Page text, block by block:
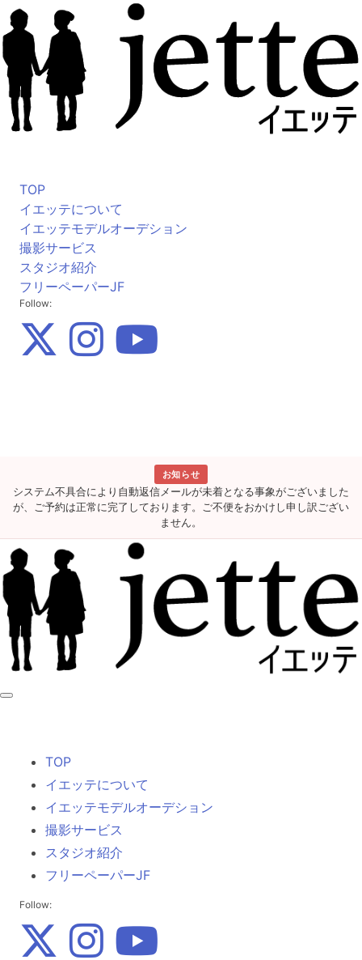
TOP
イエッテについて
イエッテモデルオーデション
撮影サービス
スタジオ紹介
フリーペーパーJF
Follow:
お知らせ
システム不具合により自動返信メールが未着となる事象がございました
が、ご予約は正常に完了しております。ご不便をおかけし申し訳ござい
ません。
TOP
イエッテについて
イエッテモデルオーデション
撮影サービス
スタジオ紹介
フリーペーパーJF
Follow: